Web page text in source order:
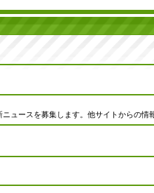
ュースを募集します。他サイトからの情